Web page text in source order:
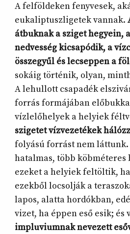
A felföldeken fenyvesek,
eukaliptuszligetek vannak.
átbuknak a sziget hegyein,
nedvesség kicsapódik, a
összegyűl és lecseppen a
sokáig történik, olyan,
A lehullott csapadék
forrás formájában
vízlelőhelyek a helyiek
szigetet vízvezetékek
folyású forrást nem láttunk.
hatalmas, több köbméteres
ezeket a helyiek feltöltik, ha
ezekből locsolják a
lapos, alatta hordókban,
vizet, ha éppen eső esik; és
impluviumnak nevezett